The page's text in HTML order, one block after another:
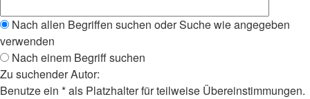
Nach allen Begriffen suchen oder Suche wie angegeben
verwenden
Nach einem Begriff suchen
Zu suchender Autor:
Benutze ein * als Platzhalter für teilweise Übereinstimmungen.